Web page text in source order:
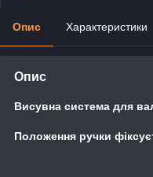
Опис Характеристики
Опис
Висувна система для
Положення ручки